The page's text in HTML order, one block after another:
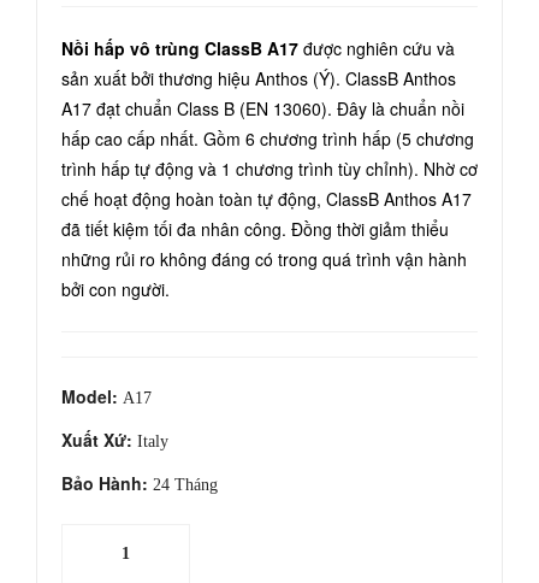
g 1
Den ZC-
Fas
hion
Nồi hấp vô trùng ClassB A17 được nghiên cứu và
sản xuất bởi thương hiệu Anthos (Ý). ClassB Anthos
A17 đạt chuẩn Class B (EN 13060). Đây là chuẩn nồi
hấp cao cấp nhất. Gồm 6 chương trình hấp (5 chương
trình hấp tự động và 1 chương trình tùy chỉnh). Nhờ cơ
chế hoạt động hoàn toàn tự động, ClassB Anthos A17
đã tiết kiệm tối đa nhân công. Đồng thời giảm thiểu
những rủi ro không đáng có trong quá trình vận hành
bởi con người.
Model: A17
Xuất Xứ: Italy
Bảo Hành: 24 Tháng